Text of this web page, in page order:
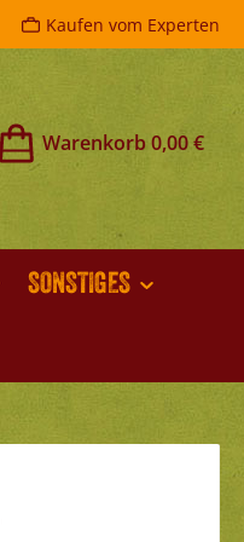
Kaufen vom Experten
Warenkorb0,00 €
SONSTIGES